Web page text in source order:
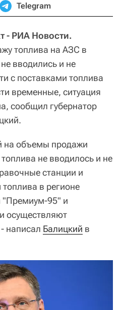
Telegram
- РИА Новости.
топлива на АЗС в
вводились и не
с поставками топлива
временные, ситуация
сообщил губернатор
на объемы продажи
не вводилось и не
станции и
в регионе
"Премиум-95" и
осуществляют
написал Балицкий в